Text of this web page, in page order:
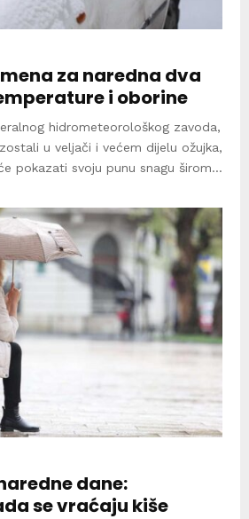
za naredna dva
i oborine
hidrometeorološkog zavoda,
u veljači i većem dijelu ožujka,
pokazati svoju punu snagu širom...
dane:
se vraćaju kiše